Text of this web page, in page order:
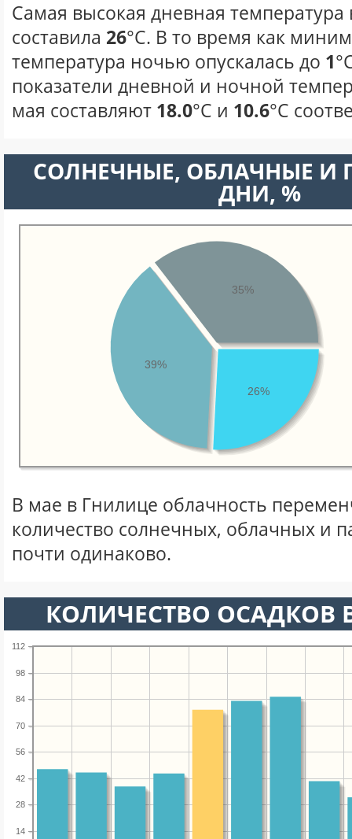
Самая высокая дневная температура
составила 26°С. В то время как
температура ночью опускалась до 1
показатели дневной и ночной
мая составляют 18.0°С и 10.6°С
CОЛНЕЧНЫЕ, ОБЛАЧНЫЕ И
ДНИ, %
26%
39%
35%
В мае в Гнилице облачность
количество солнечных, облачных и
почти одинаково.
КОЛИЧЕСТВО ОСАДКОВ
14
28
42
56
70
84
98
112